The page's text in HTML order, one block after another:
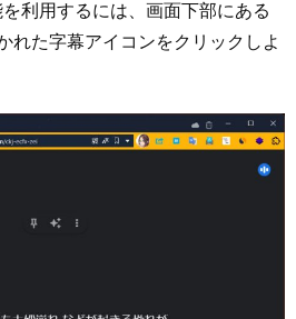
利用するには、画面下部にある
れた字幕アイコンをクリックしよ